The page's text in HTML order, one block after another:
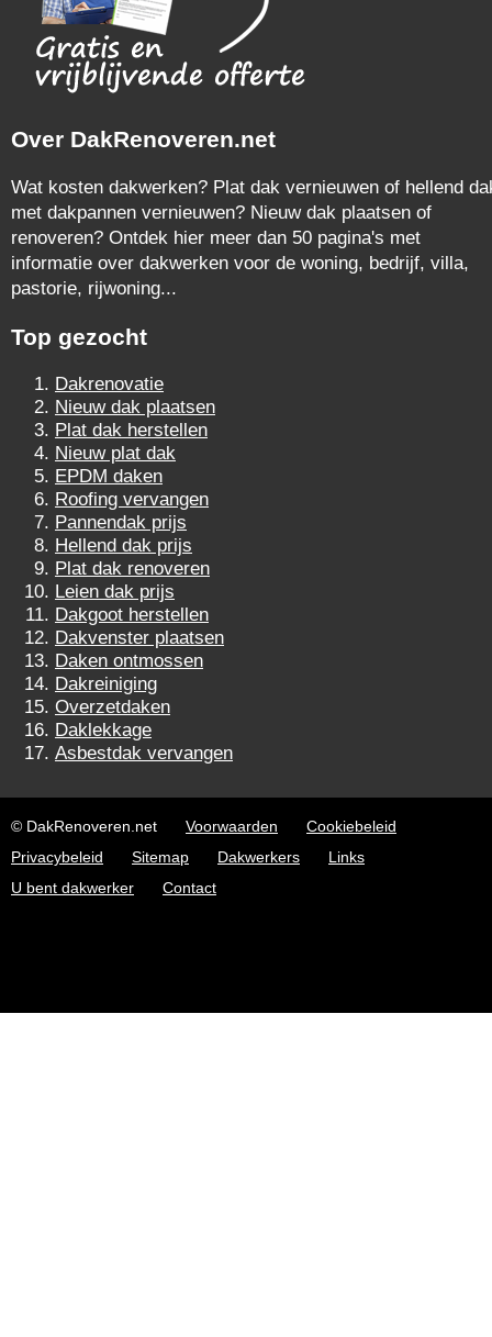
Over DakRenoveren.net
Wat kosten dakwerken? Plat dak vernieuwen of hellend
met dakpannen vernieuwen? Nieuw dak plaatsen of
renoveren? Ontdek hier meer dan 50 pagina's met
informatie over dakwerken voor de woning, bedrijf, villa,
pastorie, rijwoning...
Top gezocht
Dakrenovatie
Nieuw dak plaatsen
Plat dak herstellen
Nieuw plat dak
EPDM daken
Roofing vervangen
Pannendak prijs
Hellend dak prijs
Plat dak renoveren
Leien dak prijs
Dakgoot herstellen
Dakvenster plaatsen
Daken ontmossen
Dakreiniging
Overzetdaken
Daklekkage
Asbestdak vervangen
© DakRenoveren.net Voorwaarden
Cookiebeleid
Privacybeleid
Sitemap Dakwerkers
Links
U bent dakwerker
Contact